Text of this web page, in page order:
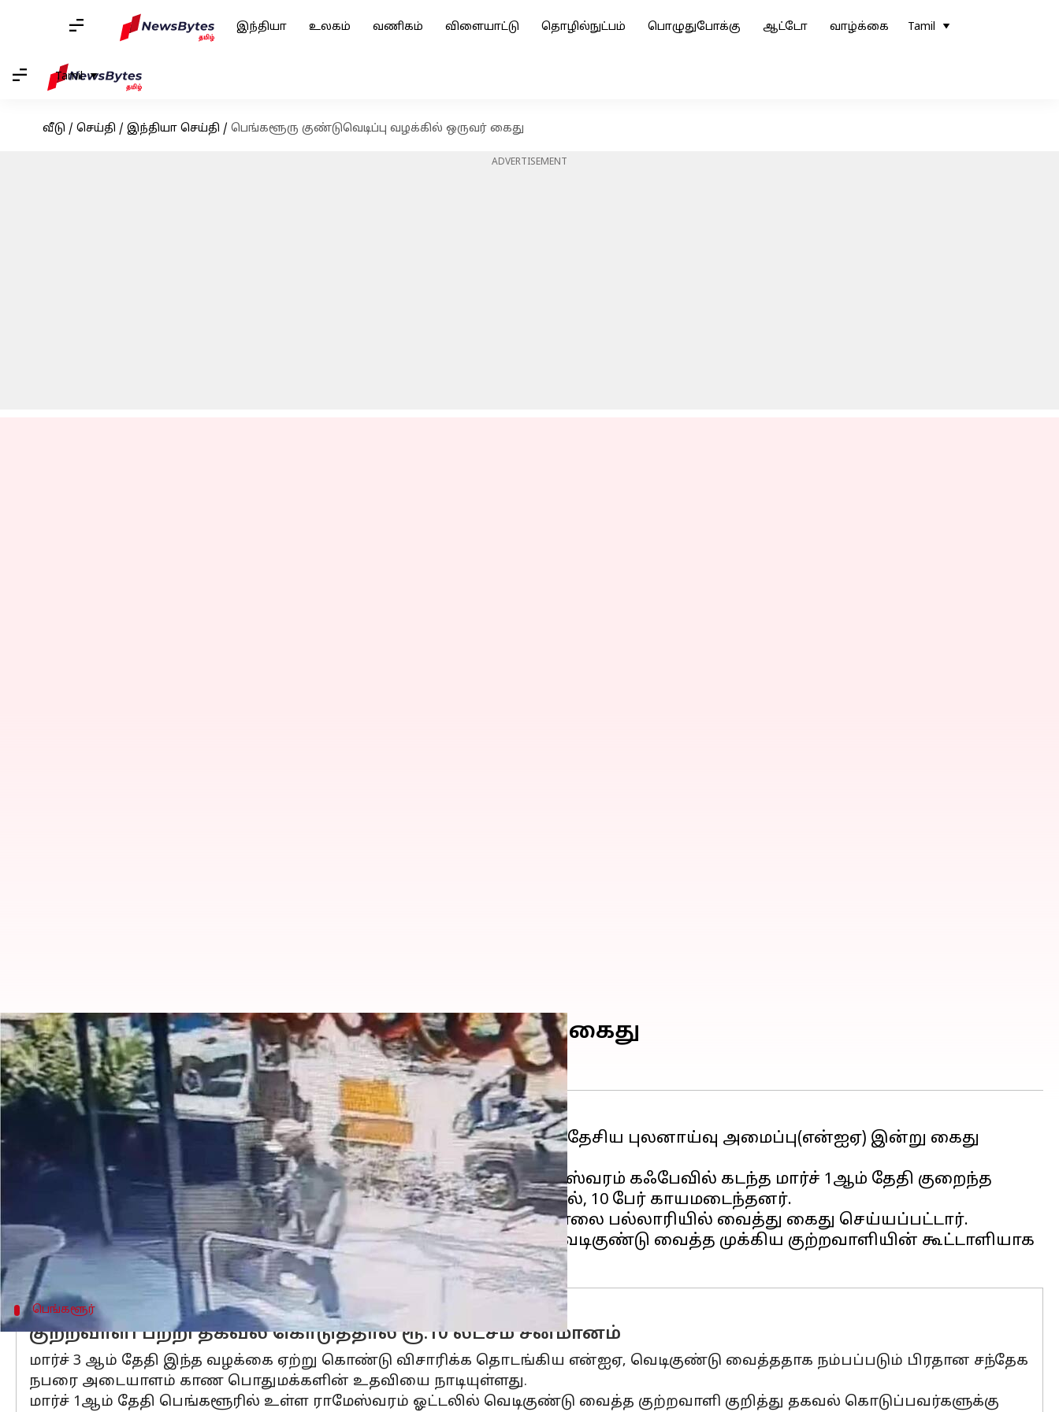
இந்தியா உலகம் வணிகம் விளையாட்டு தொழில்நுட்பம் பொழுதுபோக்கு ஆட்டோ வாழ்க்கை Tamil
Tamil
வீடு / செய்தி / இந்தியா செய்தி / பெங்களூரு குண்டுவெடிப்பு வழக்கில் ஒருவர் கைது
ADVERTISEMENT
பெங்களூரு குண்டுவெடிப்பு வழக்கில் ஒருவர் கைது
எழுதியவர் Sindhuja SM Mar 13, 2024 12:43 pm
செய்தி முன்னோட்டம்
குண்டுவெடிப்பு தொடர்பாக தேடப்பட்டு வந்த ஒருவரை தேசிய புலனாய்வு அமைப்பு(என்ஐஏ) இன்று கைது
செய்தது.
பெங்களூரு குண்டலஹள்ளியில் உள்ள பிரபல உணவகமான ராமேஸ்வரம் கஃபேவில் கடந்த மார்ச் 1ஆம் தேதி குறைந்த
தீவிரம் கொண்ட ஒரு வெடிகுண்டு வெடிக்க வைக்கப்பட்டது. இதனால், 10 பேர் காயமடைந்தனர்.
இந்நிலையில், இந்த வழக்கு தொடர்பாக ஷபீர் என்ற நபர் இன்று காலை பல்லாரியில் வைத்து கைது செய்யப்பட்டார்.
தற்போது கைது செய்யப்பட்டுள்ள ஷபீர், ராமேஸ்வரம் கஃபேவில் வெடிகுண்டு வைத்த முக்கிய குற்றவாளியின் கூட்டாளியாக
பெங்களூர்
குற்றவாளி பற்றி தகவல் கொடுத்தால் ரூ.10 லட்சம் சன்மானம்
மார்ச் 3 ஆம் தேதி இந்த வழக்கை ஏற்று கொண்டு விசாரிக்க தொடங்கிய என்ஐஏ, வெடிகுண்டு வைத்ததாக நம்பப்படும் பிரதான சந்தேக
நபரை அடையாளம் காண பொதுமக்களின் உதவியை நாடியுள்ளது.
மார்ச் 1ஆம் தேதி பெங்களூரில் உள்ள ராமேஸ்வரம் ஓட்டலில் வெடிகுண்டு வைத்த குற்றவாளி குறித்து தகவல் கொடுப்பவர்களுக்கு